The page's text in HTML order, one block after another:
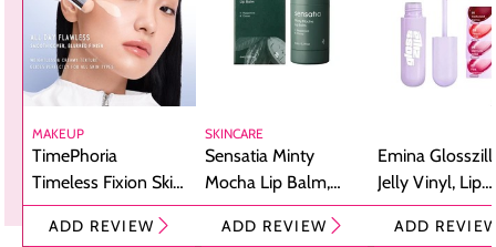
MAKEUP
TimePhoria
Timeless Fixion Skin
Tint Stick,
Foundation dan
ADD REVIEW
SKINCARE
Sensatia Minty
Mocha Lip Balm,
Pelembap Bibir
dengan Aroma
ADD REVIEW
Emina
Jelly Vinyl, Lip
Cream Glossy
Ringan
ADD